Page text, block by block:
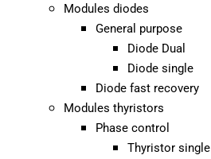
Modules diodes
General purpose
Diode Dual
Diode single
Diode fast recovery
Modules thyristors
Phase control
Thyristor single